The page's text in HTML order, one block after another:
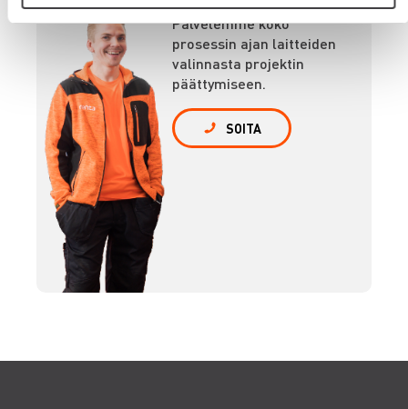
Palvelemme koko
prosessin ajan laitteiden
valinnasta projektin
päättymiseen.
SOITA